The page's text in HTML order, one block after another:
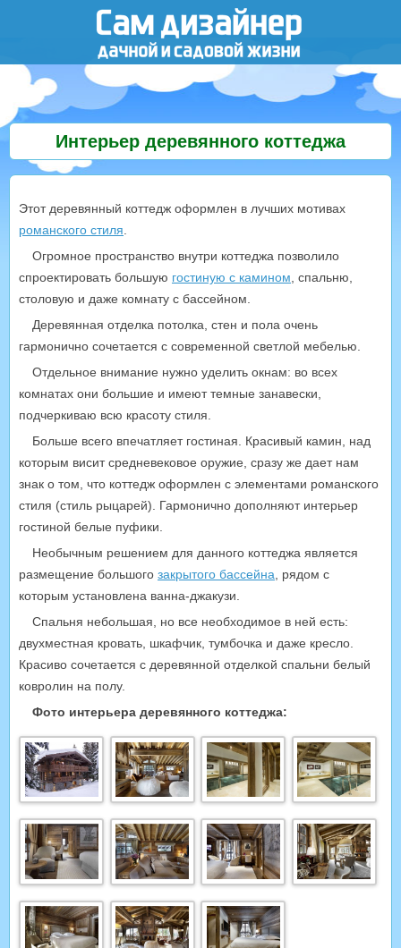
Интерьер деревянного коттеджа
Этот деревянный коттедж оформлен в лучших мотивах
романского стиля
Огромное пространство внутри коттеджа позволило
спроектировать большую гостиную с камином , спальню,
столовую и даже комнату с бассейном.
Деревянная отделка потолка, стен и пола очень
гармонично сочетается с современной светлой мебелью.
Отдельное внимание нужно уделить окнам: во всех
комнатах они большие и имеют темные занавески,
подчеркиваю всю красоту стиля.
Больше всего впечатляет гостиная. Красивый камин, над
которым висит средневековое оружие, сразу же дает нам
знак о том, что коттедж оформлен с элементами романского
стиля (стиль рыцарей). Гармонично дополняют интерьер
гостиной белые пуфики.
Необычным решением для данного коттеджа является
размещение большого закрытого бассейна , рядом с
которым установлена ванна-джакузи.
Спальня небольшая, но все необходимое в ней есть:
двухместная кровать, шкафчик, тумбочка и даже кресло.
Красиво сочетается с деревянной отделкой спальни белый
ковролин на полу.
Фото интерьера деревянного коттеджа: